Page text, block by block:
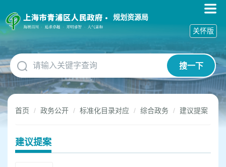
障
碍
作
说
明
跳
到
网
规划资源局
搜一下
关怀版
首页 政务公开 标准化目录对应 综合政务 建议提案
建议提案